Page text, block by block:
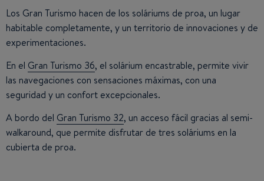
Los Gran Turismo hacen de los soláriums de proa, un lugar
habitable completamente, y un territorio de innovaciones y de
experimentaciones.
En el Gran Turismo 36, el solárium encastrable, permite vivir
las navegaciones con sensaciones máximas, con una
seguridad y un confort excepcionales.
A bordo del Gran Turismo 32, un acceso fácil gracias al semi-
walkaround, que permite disfrutar de tres soláriums en la
cubierta de proa.